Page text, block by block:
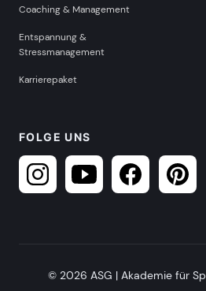
Coaching & Management
Entspannung &
Stressmanagement
Karrierepaket
FOLGE UNS
© 2026 ASG | Akademie für